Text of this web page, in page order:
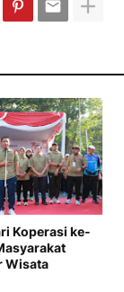
Koperasi ke-
Wisata